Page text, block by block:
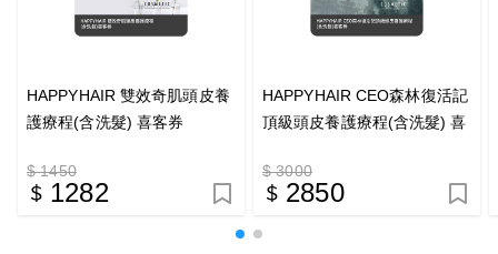
HAPPYHAIR 雙效奇肌頭皮養
護療程(含洗髮) 喜客券
$ 1450
1282
HAPPYHAIR CEO森林復活記
頂級頭皮養護療程(含洗髮) 喜
$ 3000
2850